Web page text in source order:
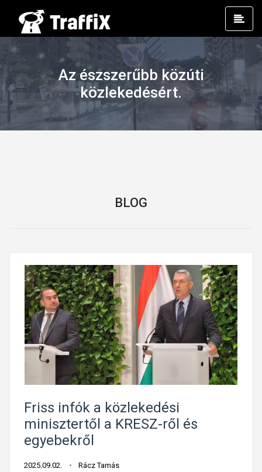
Az észszerűbb közúti
közlekedésért.
BLOG
Friss infók a közlekedési
minisztertől a KRESZ-ről és
egyebekről
2025.09.02. Rácz Tamás